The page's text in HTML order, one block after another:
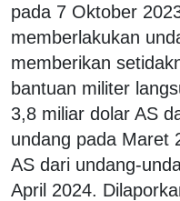
pada 7 Oktober
memberlakukan
memberikan
bantuan militer
3,8 miliar dolar AS
undang pada Maret
AS dari undang-
April 2024.